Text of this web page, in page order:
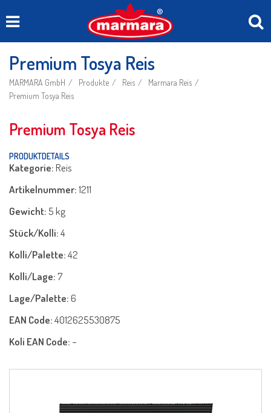
Premium Tosya Reis
MARMARA GmbH Produkte Reis
Marmara Reis
Premium Tosya Reis
Premium Tosya Reis
PRODUKTDETAILS
Kategorie:Reis
Artikelnummer:1211
Gewicht: 5 kg
Stück/Kolli:4
Kolli/Palette:42
Kolli/Lage:7
Lage/Palette:6
EAN Code:4012625530875
Koli EAN Code: −